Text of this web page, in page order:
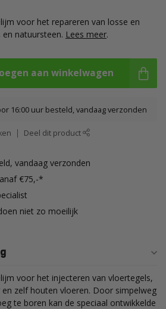
voor het repareren van losse en
natuursteen. Lees meer.
aan winkelwagen
16:00 uur besteld, vandaag verzonden
Deel dit product
vandaag verzonden
€75,-*
niet zo moeilijk
voor het injecteren van vloertegels,
zelf houten vloeren. Door simpelweg
te boren kan de speciaal ontwikkelde